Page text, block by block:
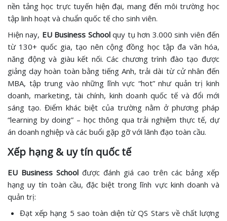
nền tảng học trực tuyến hiện đại, mang đến môi trường học
tập linh hoạt và chuẩn quốc tế cho sinh viên.
Hiện nay, EU Business Schoolquy tụ hơn 3.000 sinh viên đến
từ 130+ quốc gia, tạo nên cộng đồng học tập đa văn hóa,
năng động và giàu kết nối. Các chương trình đào tạo được
giảng dạy hoàn toàn bằng tiếng Anh, trải dài từ cử nhân đến
MBA, tập trung vào những lĩnh vực “hot” như quản trị kinh
doanh, marketing, tài chính, kinh doanh quốc tế và đổi mới
sáng tạo. Điểm khác biệt của trường nằm ở phương pháp
“learning by doing” – học thông qua trải nghiệm thực tế, dự
án doanh nghiệp và các buổi gặp gỡ với lãnh đạo toàn cầu.
Xếp hạng & uy tín quốc tế
EU Business School được đánh giá cao trên các bảng xếp
hạng uy tín toàn cầu, đặc biệt trong lĩnh vực kinh doanh và
quản trị:
Đạt xếp hạng 5 sao toàn diện từ QS Stars về chất lượng